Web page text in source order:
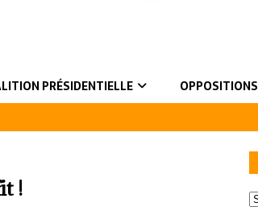
PRÉSIDENTIELLE OPPOSITIONS
!